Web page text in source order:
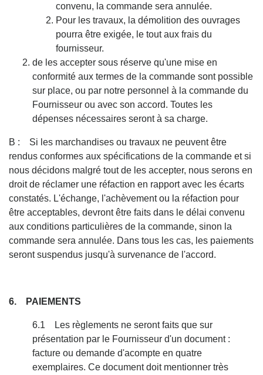
convenu, la commande sera annulée.
Pour les travaux, la démolition des ouvrages
pourra être exigée, le tout aux frais du
fournisseur.
de les accepter sous réserve qu'une mise en
conformité aux termes de la commande sont possible
sur place, ou par notre personnel à la commande du
Fournisseur ou avec son accord. Toutes les
dépenses nécessaires seront à sa charge.
B : Si les marchandises ou travaux ne peuvent être
rendus conformes aux spécifications de la commande et si
nous décidons malgré tout de les accepter, nous serons en
droit de réclamer une réfaction en rapport avec les écarts
constatés. L'échange, l'achèvement ou la réfaction pour
être acceptables, devront être faits dans le délai convenu
aux conditions particulières de la commande, sinon la
commande sera annulée. Dans tous les cas, les paiements
seront suspendus jusqu'à survenance de l'accord.
6. PAIEMENTS
6.1 Les règlements ne seront faits que sur
présentation par le Fournisseur d'un document :
facture ou demande d'acompte en quatre
exemplaires. Ce document doit mentionner très